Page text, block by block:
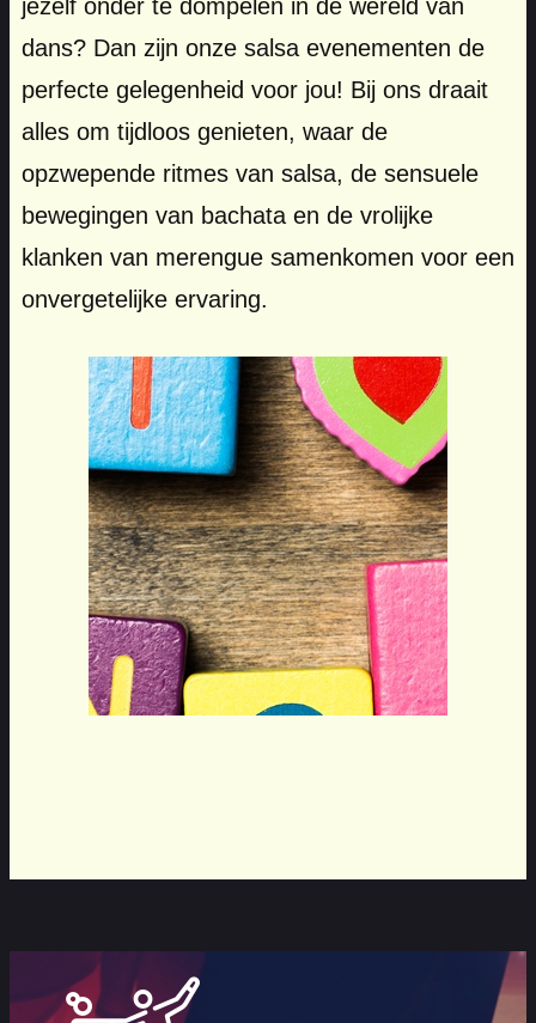
jezelf onder te dompelen in de wereld van
dans? Dan zijn onze salsa evenementen de
perfecte gelegenheid voor jou! Bij ons draait
alles om tijdloos genieten, waar de
opzwepende ritmes van salsa, de sensuele
bewegingen van bachata en de vrolijke
klanken van merengue samenkomen voor een
onvergetelijke ervaring.